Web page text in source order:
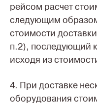
рейсом расчет
следующим
стоимости
п.2), последующий
исходя из
4. При доставке
оборудования